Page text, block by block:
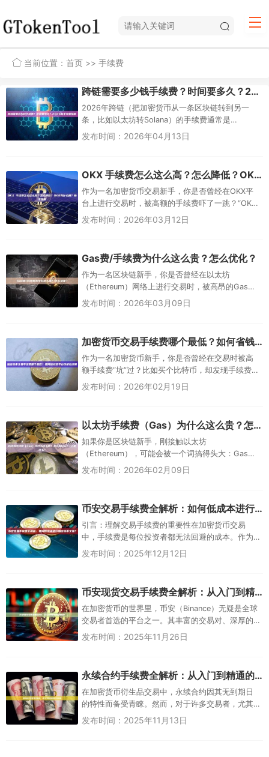
当前位置： 首页 >> 手续费
跨链需要多少钱手续费？时间要多久？2026新手完整指南
2026年跨链（把加密货币从一条区块链转到另一
条，比如以太坊转Solana）的手续费通常是
0.1%-0.3%协议费 + 源链Gas费，总费用大多在几美
发布时间：2026年04月13日
OKX 手续费怎么这么高？怎么降低？OKB有什么用？新手指南
作为一名加密货币交易新手，你是否曾经在OKX平
台上进行交易时，被高额的手续费吓了一跳？“OKX
手续费怎么这么高？”这是许多初入币圈的朋友们常
发布时间：2026年03月12日
Gas费/手续费为什么这么贵？怎么优化？
作为一名区块链新手，你是否曾经在以太坊
（Ethereum）网络上进行交易时，被高昂的Gas费
（也称为手续费）吓了一跳？比如，转账一笔ETH或
发布时间：2026年03月09日
加密货币交易手续费哪个最低？如何省钱及平台币折扣详解
作为一名加密货币新手，你是否曾经在交易时被高
额手续费“坑”过？比如买个比特币，却发现手续费吃
掉了不少利润。别担心，这很常见！在2026年，加
发布时间：2026年02月19日
以太坊手续费（Gas）为什么这么贵？怎么省Gas？L2是什么？
如果你是区块链新手，刚接触以太坊
（Ethereum），可能会被一个词搞得头大：Gas
费。它就像开车时的油费和过路费，总是在你转
发布时间：2026年02月09日
币安交易手续费全解析：如何低成本进行加密货币交易？
引言：理解交易手续费的重要性在加密货币交易
中，手续费是每位投资者都无法回避的成本。作为
全球最大的加密货币交易所之一，币安（Binance）
发布时间：2025年12月12日
币安现货交易手续费全解析：从入门到精通的省费指南
在加密货币的世界里，币安（Binance）无疑是全球
交易者首选的平台之一。其丰富的交易对、深厚的
流动性和强大的安全性吸引了数以千万计的用户。
发布时间：2025年11月26日
永续合约手续费全解析：从入门到精通的计算指南
在加密货币衍生品交易中，永续合约因其无到期日
的特性而备受青睐。然而，对于许多交易者，尤其
是新手而言，手续费的计算方式往往是一头雾水。
发布时间：2025年11月13日